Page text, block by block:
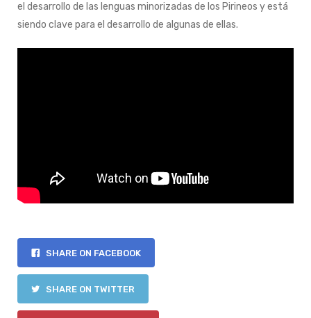
el desarrollo de las lenguas minorizadas de los Pirineos y está
siendo clave para el desarrollo de algunas de ellas.
SHARE ON FACEBOOK
SHARE ON TWITTER